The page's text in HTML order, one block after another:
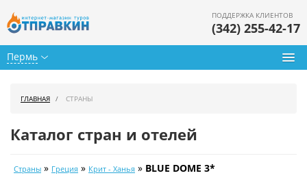
Пермь
ПОДДЕРЖКА КЛИЕНТОВ
(342) 255-42-17
Календарь туров
ГЛАВНАЯ СТРАНЫ
Каталог стран и отелей
Страны » Греция » Крит - Ханья » BLUE DOME 3*